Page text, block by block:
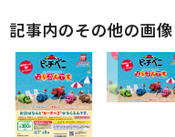
記事内のその他の画像